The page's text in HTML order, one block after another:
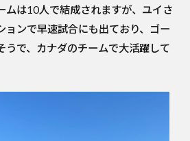
ムは10人で結成されますが、ユイさ
ョンで早速試合にも出ており、ゴー
うで、カナダのチームで大活躍して